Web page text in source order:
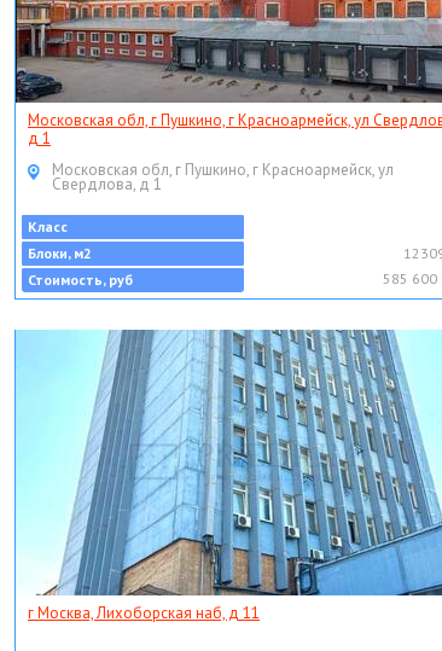
Московская обл, г Пушкино, г Красноармейск, ул
д 1
Московская обл, г Пушкино, г Красноармейск, ул
Свердлова, д 1
Класс
Блоки, м2
Стоимость, руб
585 600
г Москва, Лихоборская наб, д 11